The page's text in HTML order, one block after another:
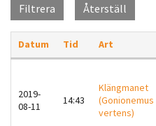
Filtrera Återställ
Datum Tid Art
2019-
08-11
14:43
Klängmanet
(Gonionemus
vertens)